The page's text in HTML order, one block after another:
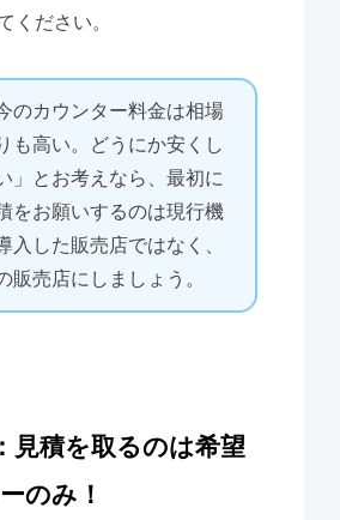
ください。
のカウンター料金は相場
も高い。どうにか安くし
」とお考えなら、最初に
をお願いするのは現行機
入した販売店ではなく、
販売店にしましょう。
見積を取るのは希望
のみ！